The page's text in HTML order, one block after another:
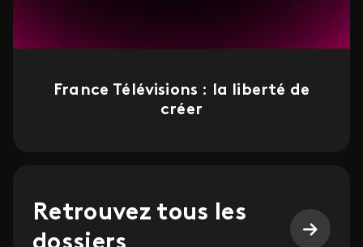
France Télévisions : la liberté de
créer
Retrouvez tous les